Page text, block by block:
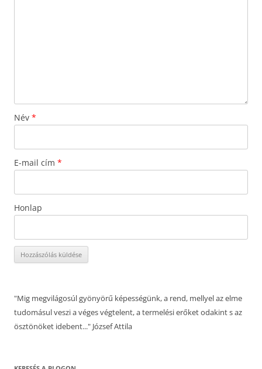
Név *
E-mail cím *
Honlap
"Mig megvilágosúl gyönyörű képességünk, a rend, mellyel az elme
tudomásul veszi a véges végtelent, a termelési erőket odakint s az
ösztönöket idebent..." József Attila